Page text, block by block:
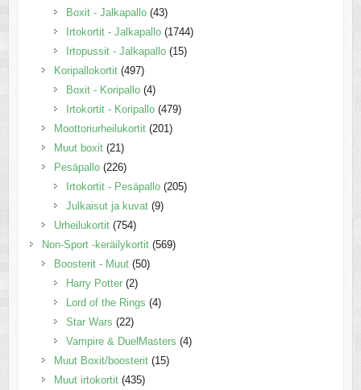
Boxit - Jalkapallo (43)
Irtokortit - Jalkapallo (1744)
Irtopussit - Jalkapallo (15)
Koripallokortit (497)
Boxit - Koripallo (4)
Irtokortit - Koripallo (479)
Moottoriurheilukortit (201)
Muut boxit (21)
Pesäpallo (226)
Irtokortit - Pesäpallo (205)
Julkaisut ja kuvat (9)
Urheilukortit (754)
Non-Sport -keräilykortit (569)
Boosterit - Muut (50)
Harry Potter (2)
Lord of the Rings (4)
Star Wars (22)
Vampire & DuelMasters (4)
Muut Boxit/boosterit (15)
Muut irtokortit (435)